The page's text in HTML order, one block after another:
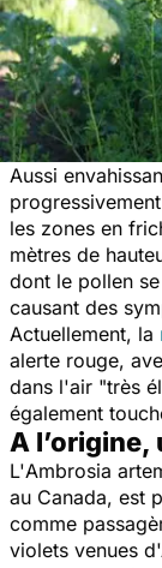
Aussi
les zones en
mètres de
dont le pollen
causant des
Actuellement, la
alerte rouge,
dans l'air "très
également
A
L'Ambrosia
au Canada, est
comme
violets venues